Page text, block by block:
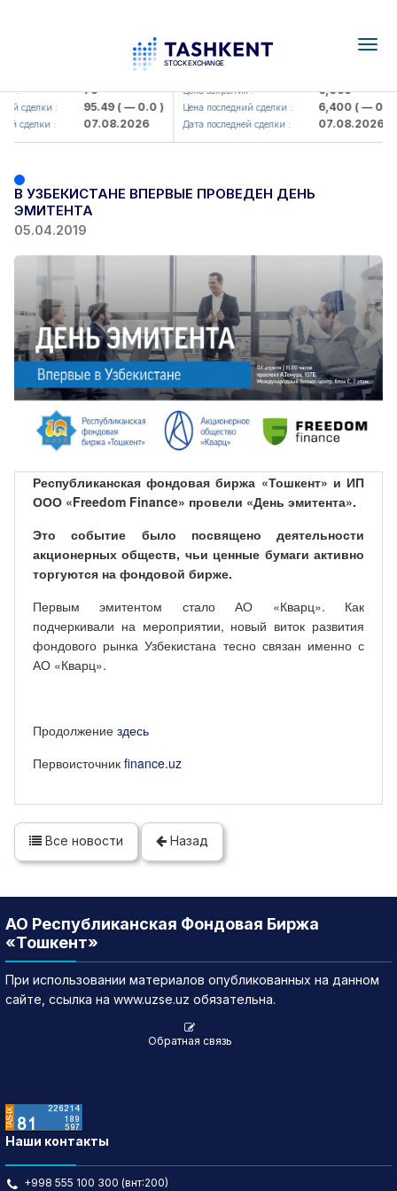
: 79
сделки : 95.49( — 0.0 )
сделки : 07.08.2026
UZMK (<O'zmetkombinat> AJ)
Цена закрытия : 6,099
Цена последний сделки : 6,400( — 0.0 )
Дата последней сделки : 07.08.2026
В УЗБЕКИСТАНЕ ВПЕРВЫЕ ПРОВЕДЕН ДЕНЬ
ЭМИТЕНТА
05.04.2019
Республиканская фондовая биржа «Тошкент» и ИП
ООО «Freedom Finance» провели «День эмитента».
Это событие было посвящено деятельности
акционерных обществ, чьи ценные бумаги активно
торгуются на фондовой бирже.
Первым эмитентом стало АО «Кварц». Как
подчеркивали на мероприятии, новый виток развития
фондового рынка Узбекистана тесно связан именно с
АО «Кварц».
Продолжение здесь
Первоисточник finance.uz
Все новости Назад
АО Республиканская Фондовая Биржа
«Тошкент»
При использовании материалов опубликованных на данном
сайте, ссылка на www.uzse.uz обязательна.
Обратная связь
Наши контакты
+998 555 100 300 (внт:200)